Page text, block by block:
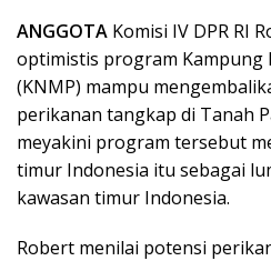
ANGGOTA Komisi IV DPR RI
optimistis program Kampung
(KNMP) mampu
perikanan tangkap di Tanah
meyakini program tersebut
timur Indonesia itu sebagai
kawasan timur Indonesia.
Robert menilai potensi